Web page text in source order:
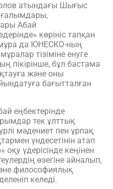
атындағы Шығыс
ғалымдары,
Абай
көрініс тапқан
да ЮНЕСКО-ның
тізіміне енуге
пікірінше, бұл бастама
және оны
бағытталған
еңбектерінде
тек ұлттық
мәдениет пен ұрпақ
үндесетінін атап
оқу үдерісінде кеңінен
өзегіне айналып,
философиялық
келеді.